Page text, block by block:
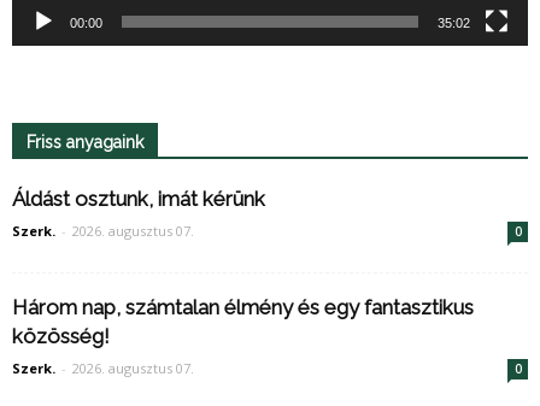
00:00 35:02
Friss anyagaink
Áldást osztunk, imát kérünk
Szerk. - 2026. augusztus 07. 0
Három nap, számtalan élmény és egy fantasztikus
közösség!
Szerk. - 2026. augusztus 07. 0